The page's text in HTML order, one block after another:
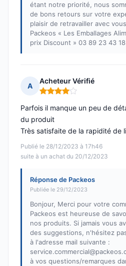
étant notre priorité, nous
de bons retours sur votre
plaisir de retravailler avec
Packeos « Les Emballages
prix Discount » 03 89 23 43 18
A
Acheteur Vérifié
Note : 4 sur 5
Publié le 28/12/2023 à 17h46
suite à un achat du 20/12/2023
Parfois il manque un peu de
du produit
Très satisfaite de la rapidité de li
Réponse de Packeos
Publiée le 29/12/2023
Bonjour, Merci pour votre
Packeos est heureuse de
nos produits. Si jamais vous
des suggestions, n'hésitez
à l'adresse mail suivante :
à vos questions/remarques